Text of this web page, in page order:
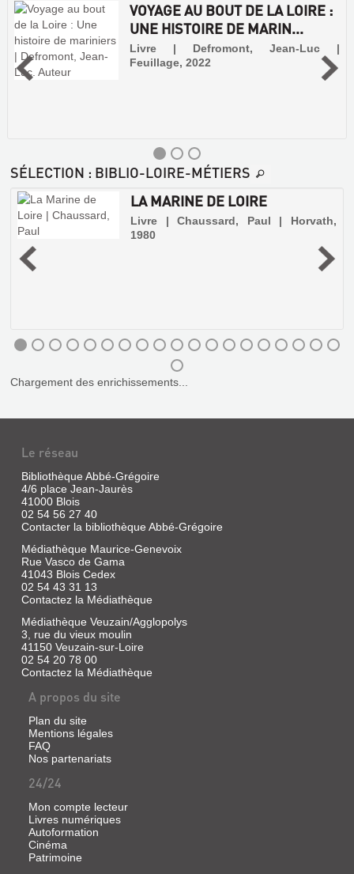
VOYAGE AU BOUT DE LA LOIRE :
UNE HISTOIRE DE MARIN...
Livre | Defromont, Jean-Luc |
Feuillage, 2022
AU
DE
LA
LOIRE
UNE
HISTOIRE
DE
Livre
Defromont,
Jean-
Feuillage,
2022
BIC
ET
AUTRES
SHORTS
SÉLECTION : BIBLIO-LOIRE-MÉTIERS
LA MARINE DE LOIRE
Livre | Chaussard, Paul | Horvath,
1980
LA
MARINE
DE
LOIRE
Livre
|
Chaussard,
Paul
|
Horvath,
UN
DRÔLE
VOYAGE
UNE
REMONTÉE
DE
LA
LOIRE
AVEC...
Chargement des enrichissements...
Le réseau
Bibliothèque Abbé-Grégoire
4/6 place Jean-Jaurès
41000 Blois
02 54 56 27 40
Contacter la bibliothèque Abbé-Grégoire
Médiathèque Maurice-Genevoix
Rue Vasco de Gama
41043 Blois Cedex
02 54 43 31 13
Contactez la Médiathèque
Médiathèque Veuzain/Agglopolys
3, rue du vieux moulin
41150 Veuzain-sur-Loire
02 54 20 78 00
Contactez la Médiathèque
A propos du site
Plan du site
Mentions légales
FAQ
Nos partenariats
24/24
Mon compte lecteur
Livres numériques
Autoformation
Cinéma
Patrimoine